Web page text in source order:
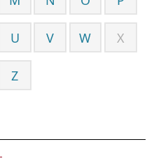
U V W X
Z